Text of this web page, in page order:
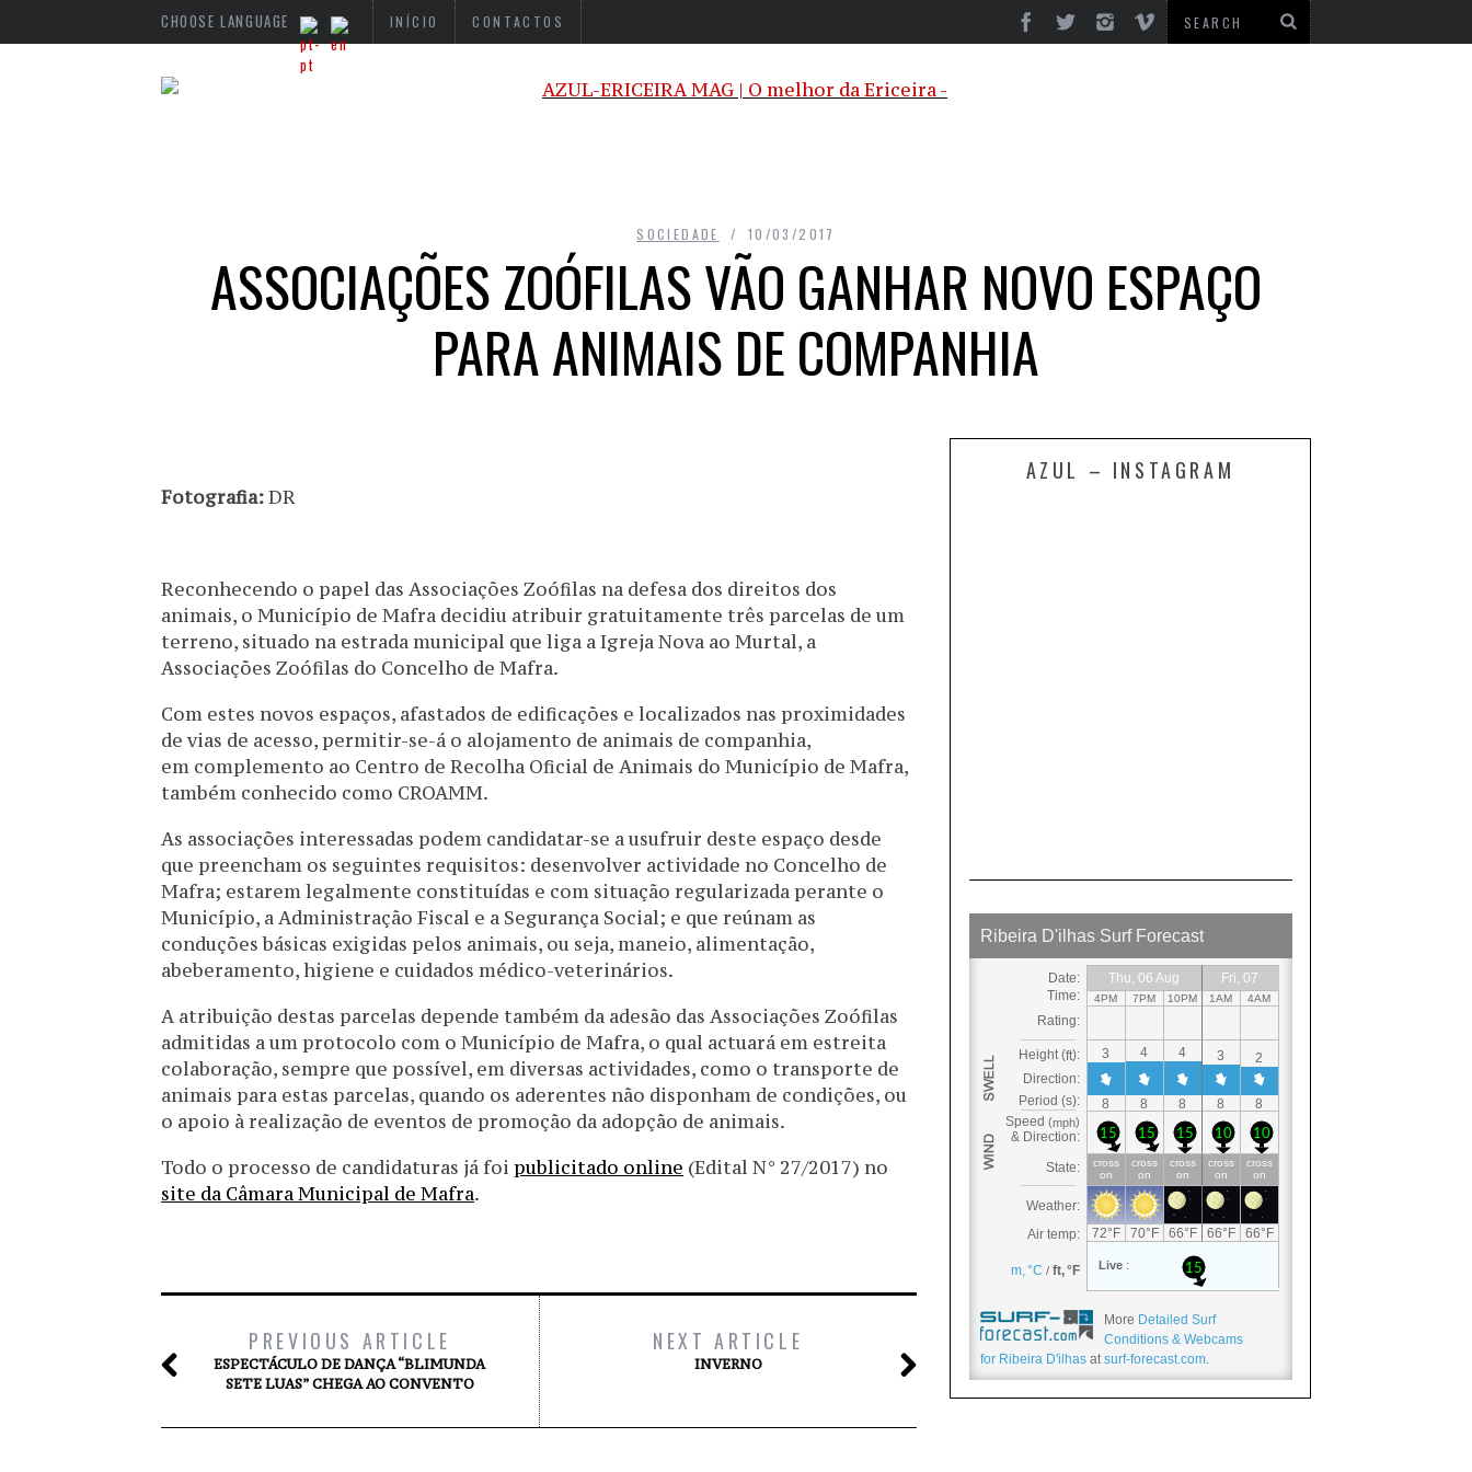
CHOOSE LANGUAGE INÍCIO CONTACTOS
SOCIEDADE 10/03/2017
ASSOCIAÇÕES ZOÓFILAS VÃO GANHAR NOVO ESPAÇO
PARA ANIMAIS DE COMPANHIA
Fotografia:DR
Reconhecendo o papel das Associações Zoófilas na defesa dos direitos dos
animais, o Município de Mafra decidiu atribuir gratuitamente três parcelas de um
terreno, situado na estrada municipal que liga a Igreja Nova ao Murtal, a
Associações Zoófilas do Concelho de Mafra.
Com estes novos espaços, afastados de edificações e localizados nas proximidades
de vias de acesso, permitir-se-á o alojamento de animais de companhia,
em complemento ao Centro de Recolha Oficial de Animais do Município de Mafra,
também conhecido como CROAMM.
As associações interessadas podem candidatar-se a usufruir deste espaço desde
que preencham os seguintes requisitos: desenvolver actividade no Concelho de
Mafra; estarem legalmente constituídas e com situação regularizada perante o
Município, a Administração Fiscal e a Segurança Social; e que reúnam as
conduções básicas exigidas pelos animais, ou seja, maneio, alimentação,
abeberamento, higiene e cuidados médico-veterinários.
A atribuição destas parcelas depende também da adesão das Associações Zoófilas
admitidas a um protocolo com o Município de Mafra, o qual actuará em estreita
colaboração, sempre que possível, em diversas actividades, como o transporte de
animais para estas parcelas, quando os aderentes não disponham de condições, ou
o apoio à realização de eventos de promoção da adopção de animais.
Todo o processo de candidaturas já foi publicitado online (Edital N° 27/2017) no
site da Câmara Municipal de Mafra.
PREVIOUS ARTICLE
ESPECTÁCULO DE DANÇA “BLIMUNDA
SETE LUAS” CHEGA AO CONVENTO
NEXT ARTICLE
INVERNO
AZUL – INSTAGRAM
More Detailed Surf
Conditions & Webcams
for Ribeira D'ilhas at surf-forecast.com.